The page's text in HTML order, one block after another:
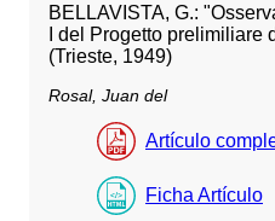
BELLAVISTA, G.:
I del Progetto prelimiliare
(Trieste, 1949)
Rosal, Juan del
Artículo
Ficha Artículo